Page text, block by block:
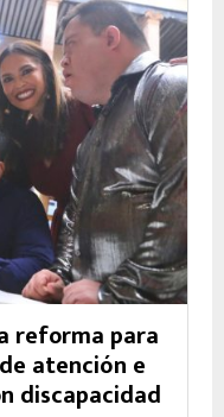
reforma para
atención e
discapacidad